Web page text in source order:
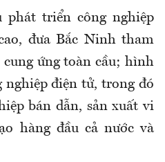
phát triển công nghiệp
đưa Bắc Ninh tham
cung ứng toàn cầu; hình
điện tử, trong đó
bán dẫn, sản xuất vi
hàng đầu cả nước và